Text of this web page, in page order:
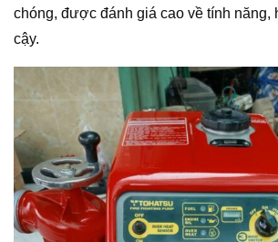
chóng, được đánh giá cao về tính năng,
cậy.